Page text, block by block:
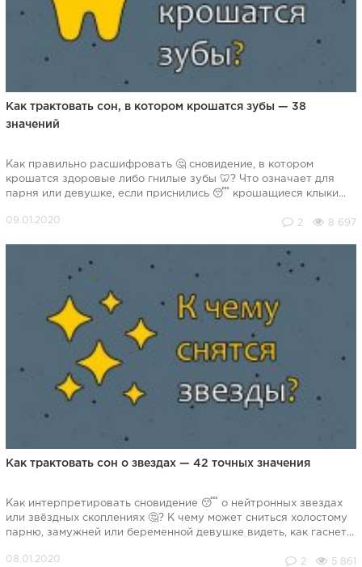
Как трактовать сон, в котором крошатся зубы — 38
значений
Как правильно расшифровать 🤔 сновидение, в котором
крошатся здоровые либо гнилые зубы 🦷? Что означает для
парня или девушке, если приснились 😴 крошащиеся клыки...
2 8 697
Как трактовать сон о звездах — 42 точных значения
Как интерпретировать сновидение 😴 о нейтронных звездах
или звёздных скоплениях 🤔? К чему может сниться холостому
парню, замужней или беременной девушке видеть, как гаснет...
2 5 861